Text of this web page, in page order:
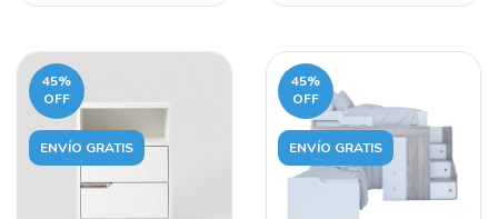
45%
OFF
ENVÍO GRATIS
45%
OFF
ENVÍO GRATIS